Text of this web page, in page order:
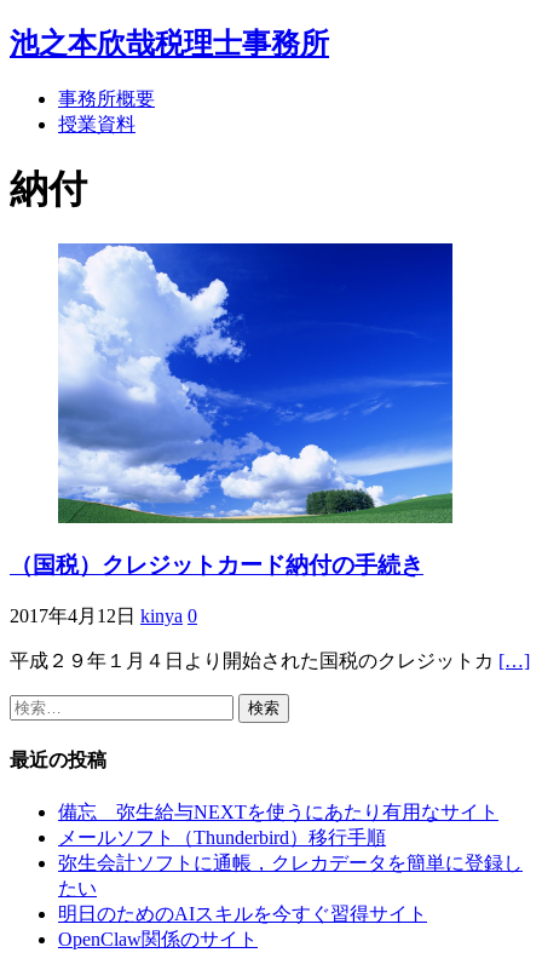
池之本欣哉税理士事務所
事務所概要
授業資料
納付
（国税）クレジットカード納付の手続き
2017年4月12日 kinya 0
平成２９年１月４日より開始された国税のクレジットカ […]
検
最近の投稿
備忘 弥生給与NEXTを使うにあたり有用なサイト
メールソフト（Thunderbird）移行手順
弥生会計ソフトに通帳，クレカデータを簡単に登録し
たい
明日のためのAIスキルを今すぐ習得サイト
OpenClaw関係のサイト